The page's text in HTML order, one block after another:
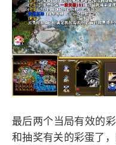
最后两个当局有效的
和抽奖有关的彩蛋了